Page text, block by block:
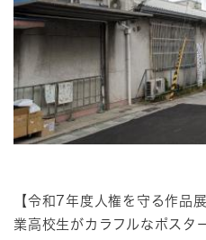
【令和7年度人権を守る作
業高校生がカラフルなポスタ